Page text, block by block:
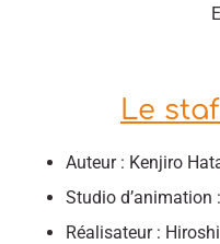
Le
Auteur : Kenjiro
Studio d’animation
Réalisateur :